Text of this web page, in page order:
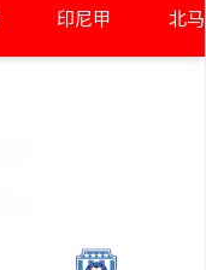
印尼甲 北